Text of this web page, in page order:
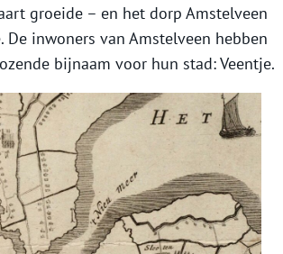
groeide – en het dorp Amstelveen
inwoners van Amstelveen hebben
bijnaam voor hun stad: Veentje.